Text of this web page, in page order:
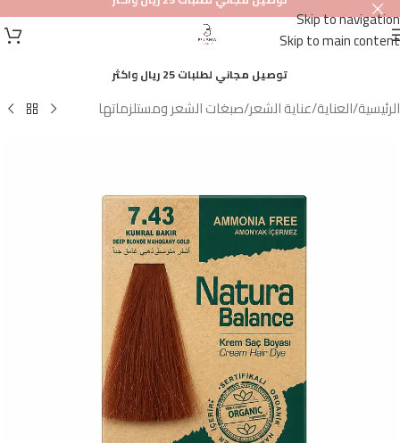
Skip to navigation
Skip to main content
توصيل مجاني لطلبات 25 ريال واكثر
الرئيسية/العناية/عناية الشعر/صبغات الشعر ومستلزماتها